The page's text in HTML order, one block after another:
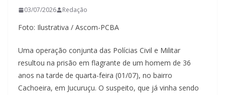
03/07/2026 Redação
Foto: Ilustrativa / Ascom-PCBA
Uma operação conjunta das Polícias Civil e Militar
resultou na prisão em flagrante de um homem de 36
anos na tarde de quarta-feira (01/07), no bairro
Cachoeira, em Jucuruçu. O suspeito, que já vinha sendo